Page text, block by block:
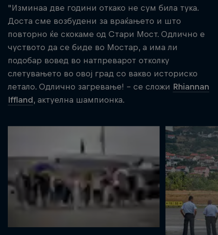
"Изминаа две години откако не сум била тука.
Доста сме возбудени за враќањето и што
повторно ќе скокаме од Стари Мост. Одлично е
чуството да се биде во Мостар, а има ли
подобар вовед во натпреварот отколку
слетувањето во овој град со вакво историско
летало. Одлично загревање! - се сложи Rhiannan
Iffland, актуелна шампионка.